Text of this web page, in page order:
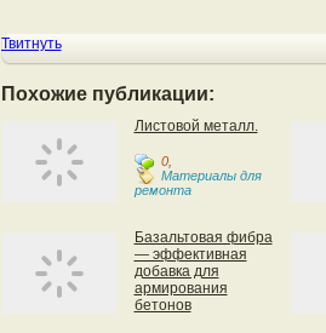
Твитнуть
Похожие публикации:
Листовой металл.
0,
Материалы для
ремонта
Базальтовая фибра
— эффективная
добавка для
армирования
бетонов